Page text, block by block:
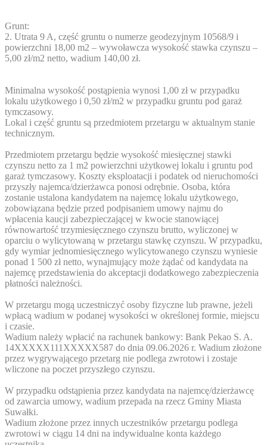
Grunt:
2. Utrata 9 A, część gruntu o numerze geodezyjnym 10568/9 i
powierzchni 18,00 m2 – wywoławcza wysokość stawka czynszu –
5,00 zł/m2 netto, wadium 140,00 zł.
Minimalna wysokość postąpienia wynosi 1,00 zł w przypadku
lokalu użytkowego i 0,50 zł/m2 w przypadku gruntu pod garaż
tymczasowy.
Lokal i część gruntu są przedmiotem przetargu w aktualnym stanie
technicznym.
Przedmiotem przetargu będzie wysokość miesięcznej stawki
czynszu netto za 1 m2 powierzchni użytkowej lokalu i gruntu pod
garaż tymczasowy. Koszty eksploatacji i podatek od nieruchomości
przyszły najemca/dzierżawca ponosi odrębnie. Osoba, która
zostanie ustalona kandydatem na najemcę lokalu użytkowego,
zobowiązana będzie przed podpisaniem umowy najmu do
wpłacenia kaucji zabezpieczającej w kwocie stanowiącej
równowartość trzymiesięcznego czynszu brutto, wyliczonej w
oparciu o wylicytowaną w przetargu stawkę czynszu. W przypadku,
gdy wymiar jednomiesięcznego wylicytowanego czynszu wyniesie
ponad 1 500 zł netto, wynajmujący może żądać od kandydata na
najemcę przedstawienia do akceptacji dodatkowego zabezpieczenia
płatności należności.
W przetargu mogą uczestniczyć osoby fizyczne lub prawne, jeżeli
wpłacą wadium w podanej wysokości w określonej formie, miejscu
i czasie.
Wadium należy wpłacić na rachunek bankowy: Bank Pekao S. A.
14XXXXX111 XXXXX587 do dnia 09.06.2026 r. Wadium złożone
przez wygrywającego przetarg nie podlega zwrotowi i zostaje
wliczone na poczet przyszłego czynszu.
W przypadku odstąpienia przez kandydata na najemcę/dzierżawcę
od zawarcia umowy, wadium przepada na rzecz Gminy Miasta
Suwałki.
Wadium złożone przez innych uczestników przetargu podlega
zwrotowi w ciągu 14 dni na indywidualne konta każdego